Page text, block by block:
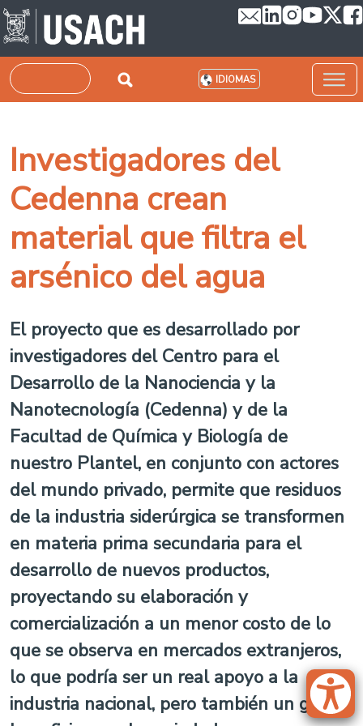
Pasar al contenido principal
Buscar IDIOMAS
Investigadores del
Cedenna crean
material que filtra el
arsénico del agua
El proyecto que es desarrollado por
investigadores del Centro para el
Desarrollo de la Nanociencia y la
Nanotecnología (Cedenna) y de la
Facultad de Química y Biología de
nuestro Plantel, en conjunto con actores
del mundo privado, permite que residuos
de la industria siderúrgica se transformen
en materia prima secundaria para el
desarrollo de nuevos productos,
proyectando su elaboración y
comercialización a un menor costo de lo
que se observa en mercados extranjeros,
lo que podría ser un real apoyo a la
industria nacional, pero también un gran